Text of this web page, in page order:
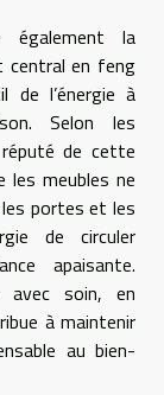
également la
central en feng
de l’énergie à
Selon les
de cette
les meubles ne
portes et les
de circuler
apaisante.
avec soin, en
à maintenir
au bien-